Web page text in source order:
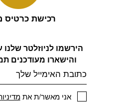
הירשמו לניוזלטר שלנו
והישארו מעודכנים
אני מאשר/ת את
רכישת כרטיס